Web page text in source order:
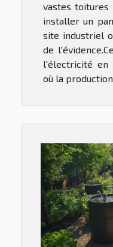
vastes toitures
installer un
site industriel
de
l'électricité en
où la